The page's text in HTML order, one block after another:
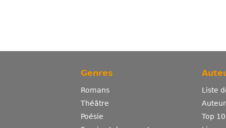
Genres
Romans
Théâtre
Poésie
Liste
Top